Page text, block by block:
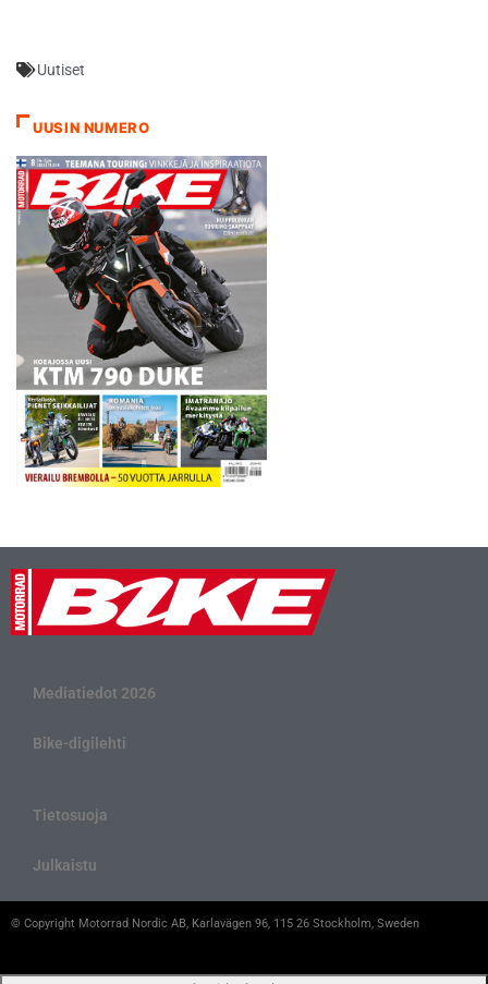
8. asti. Oikea käteni alkoi
jouduin antamaan pari sijaa
periksi. Viimeisellä
kierroksella…
Uutiset
UUSIN NUMERO
Mediatiedot 2026
Bike-digilehti
Tietosuoja
Julkaistu
© Copyright Motorrad Nordic AB, Karlavägen 96, 115 26 Stockholm, Sweden